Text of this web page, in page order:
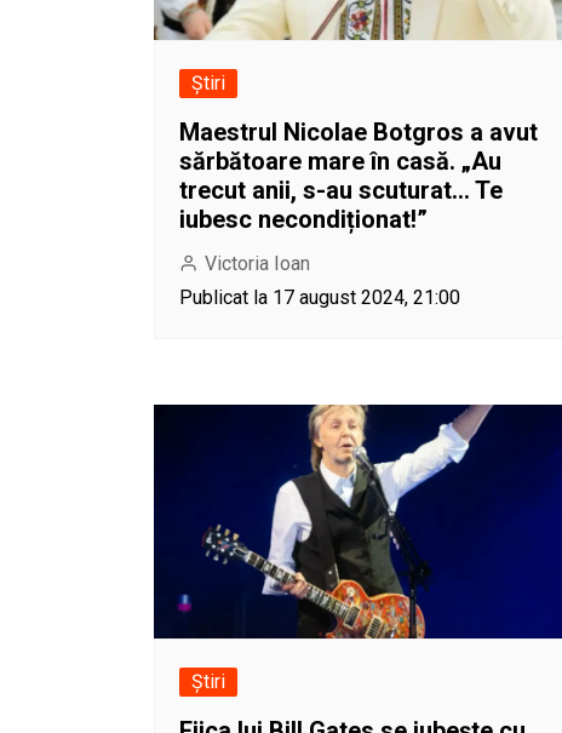
Știri
Maestrul Nicolae Botgros a avut
sărbătoare mare în casă. „Au
trecut anii, s-au scuturat… Te
iubesc necondiționat!”
Victoria Ioan
Publicat la 17 august 2024, 21:00
Știri